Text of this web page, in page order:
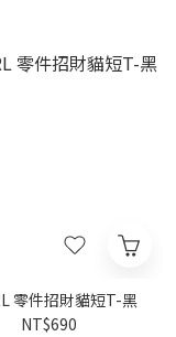
零件招財貓短T-黑
NT$690